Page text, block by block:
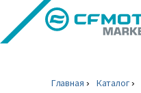
Главная Каталог